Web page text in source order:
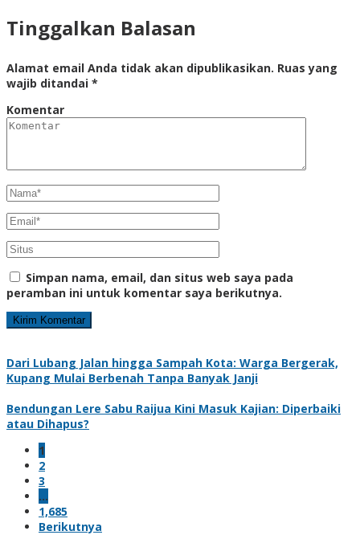
Tinggalkan Balasan
Alamat email Anda tidak akan dipublikasikan. Ruas yang
wajib ditandai *
Komentar
Simpan nama, email, dan situs web saya pada
peramban ini untuk komentar saya berikutnya.
Dari Lubang Jalan hingga Sampah Kota: Warga Bergerak,
Kupang Mulai Berbenah Tanpa Banyak Janji
Bendungan Lere Sabu Raijua Kini Masuk Kajian: Diperbaiki
atau Dihapus?
1
2
3
…
1,685
Berikutnya